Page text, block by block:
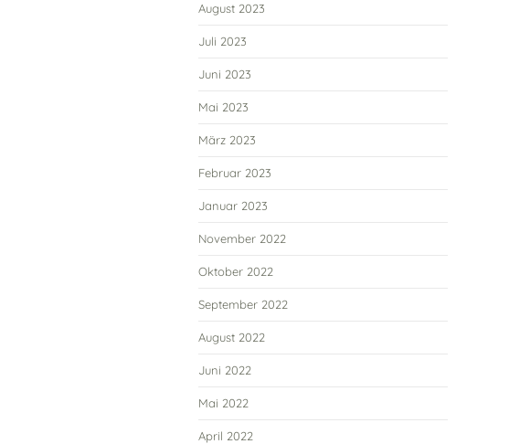
August 2023
Juli 2023
Juni 2023
Mai 2023
März 2023
Februar 2023
Januar 2023
November 2022
Oktober 2022
September 2022
August 2022
Juni 2022
Mai 2022
April 2022